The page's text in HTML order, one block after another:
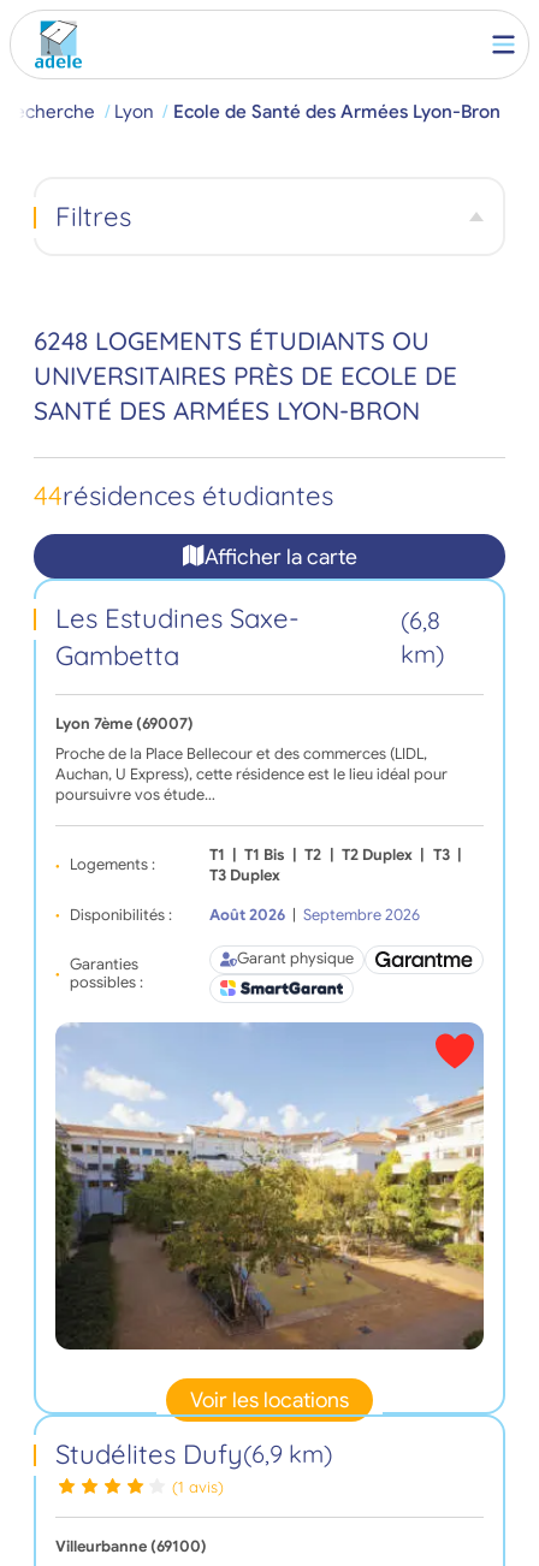
Recherche Lyon Ecole de Santé des Armées Lyon-Bron
6248 LOGEMENTS ÉTUDIANTS OU
UNIVERSITAIRES PRÈS DE ECOLE DE
SANTÉ DES ARMÉES LYON-BRON
44résidences étudiantes
Afficher la carte
Les Estudines Saxe-
Gambetta
(6,8
km)
Lyon 7ème (69007)
Proche de la Place Bellecour et des commerces (LIDL,
Auchan, U Express), cette résidence est le lieu idéal pour
poursuivre vos étude…
Logements :
T1 | T1 Bis | T2 | T2 Duplex | T3 |
T3 Duplex
Disponibilités : Août 2026 | Septembre 2026
Garanties
possibles :
Garant physique
Voir les locations
Studélites Dufy(6,9 km)
(1 avis)
Villeurbanne (69100)
Filtres